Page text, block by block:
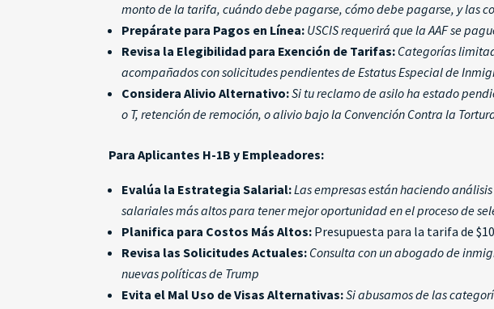
monto de la tarifa, cuándo debe pagarse, cómo debe pagarse, y las
Prepárate para Pagos en Línea: USCIS requerirá que la AAF se
Revisa la Elegibilidad para Exención de Tarifas: Categorías
acompañados con solicitudes pendientes de Estatus Especial de
Considera Alivio Alternativo:Si tu reclamo de asilo ha estado
o T, retención de remoción, o alivio bajo la Convención Contra la
Para Aplicantes H-1B y Empleadores:
Evalúa la Estrategia Salarial:Las empresas están haciendo
salariales más altos para tener mejor oportunidad en el proceso de
Planifica para Costos Más Altos: Presupuesta para la tarifa de
Revisa las Solicitudes Actuales: Consulta con un abogado de
nuevas políticas de Trump
Evita el Mal Uso de Visas Alternativas:Si abusamos de las